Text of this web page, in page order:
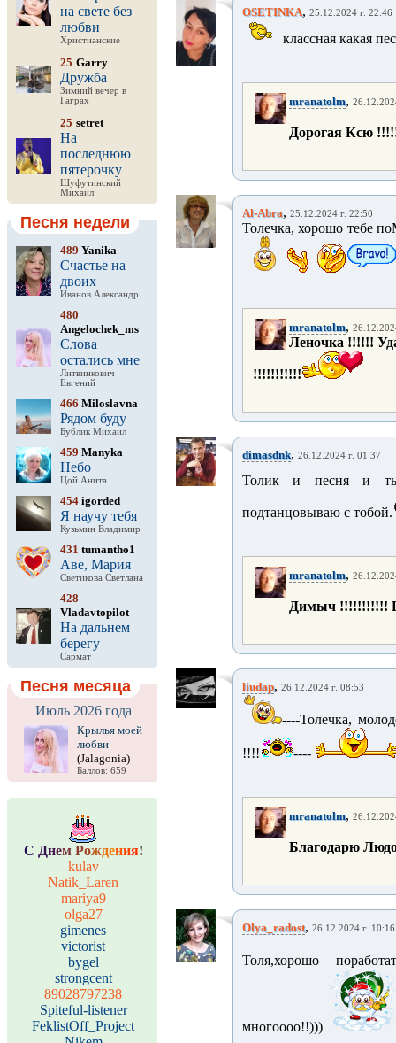
на свете без
любви
Христианские
25 Garry
Дружба
Зимний вечер в
Гаграх
25 setret
На
последнюю
пятерочку
Шуфутинский
Михаил
Песня недели
489 Yanika
Счастье на
двоих
Иванов Александр
480
Angelochek_ms
Слова
остались мне
Литвинкович
Евгений
466 Miloslavna
Рядом буду
Бублик Михаил
459 Manyka
Небо
Цой Анита
454 igorded
Я научу тебя
Кузьмин Владимир
431 tumantho1
Аве, Мария
Светикова Светлана
428
Vladavtopilot
На дальнем
берегу
Сармат
Песня месяца
Июль 2026 года
Крылья моей
любви
(Jalagonia)
Баллов: 659
С Днем Рождения!
kulav
Natik_Laren
mariya9
olga27
gimenes
victorist
bygel
strongcent
89028797238
Spiteful-listener
FeklistOff_Project
OSETINKA, 25.12.2024 г. 22:46
классная какая
mranatolm,
Дорогая Ксю
Al-Abra, 25.12.2024 г. 22:50
Толечка, хорошо тебе
mranatolm,
Леночка !!!!!!
!!!!!!!!!!!
dimasdnk, 26.12.2024 г. 01:37
Толик и песня и
подтанцовываю с тобой.
mranatolm,
Димыч !!!!!!!!!!!
liudap, 26.12.2024 г. 08:53
----Толечка,
!!!! ----
mranatolm,
Благодарю
Olya_radost, 26.12.2024 г. 10:16
Толя,хорошо
многоооо!!)))